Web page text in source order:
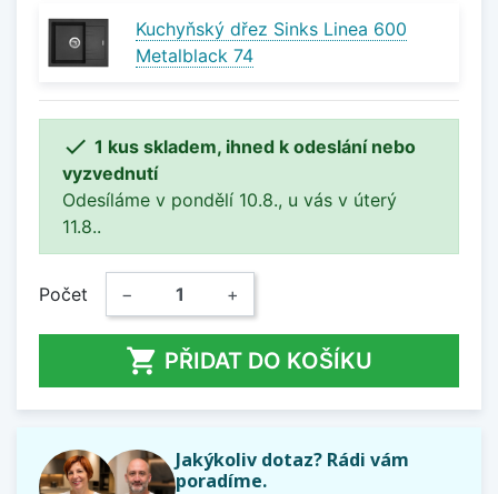
Kuchyňský dřez Sinks Linea 600
Metalblack 74
 1 kus skladem, ihned k odeslání nebo
vyzvednutí
Odesíláme v pondělí 10.8., u vás v úterý
11.8..
Počet − +
 PŘIDAT DO KOŠÍKU
Jakýkoliv dotaz? Rádi vám
poradíme.